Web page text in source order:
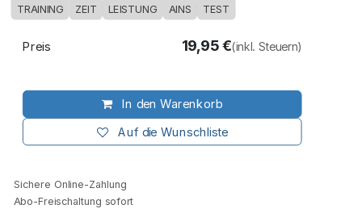
TRAINING
ZEIT LEISTUNG AINS TEST
In den Warenkorb
Auf die Wunschliste
Preis 19,95€(inkl. Steuern)
Sichere Online-Zahlung
Abo-Freischaltung sofort